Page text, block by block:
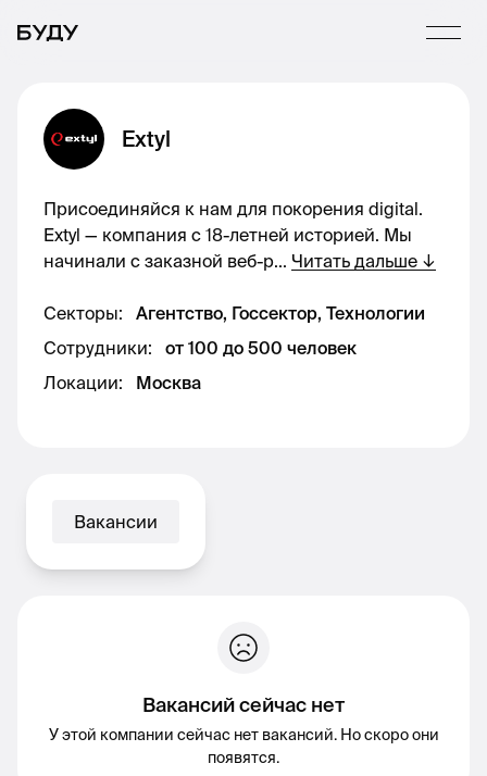
Extyl
Присоединяйся к нам для покорения digital.
Extyl — компания с 18-летней историей. Мы
начинали с заказной веб-р... Читать дальше ↓
Секторы:
Агентство, Госсектор, Технологии
Сотрудники:
от 100 до 500 человек
Локации: Москва
Вакансии
Вакансий сейчас нет
У этой компании сейчас нет вакансий. Но скоро они
появятся.